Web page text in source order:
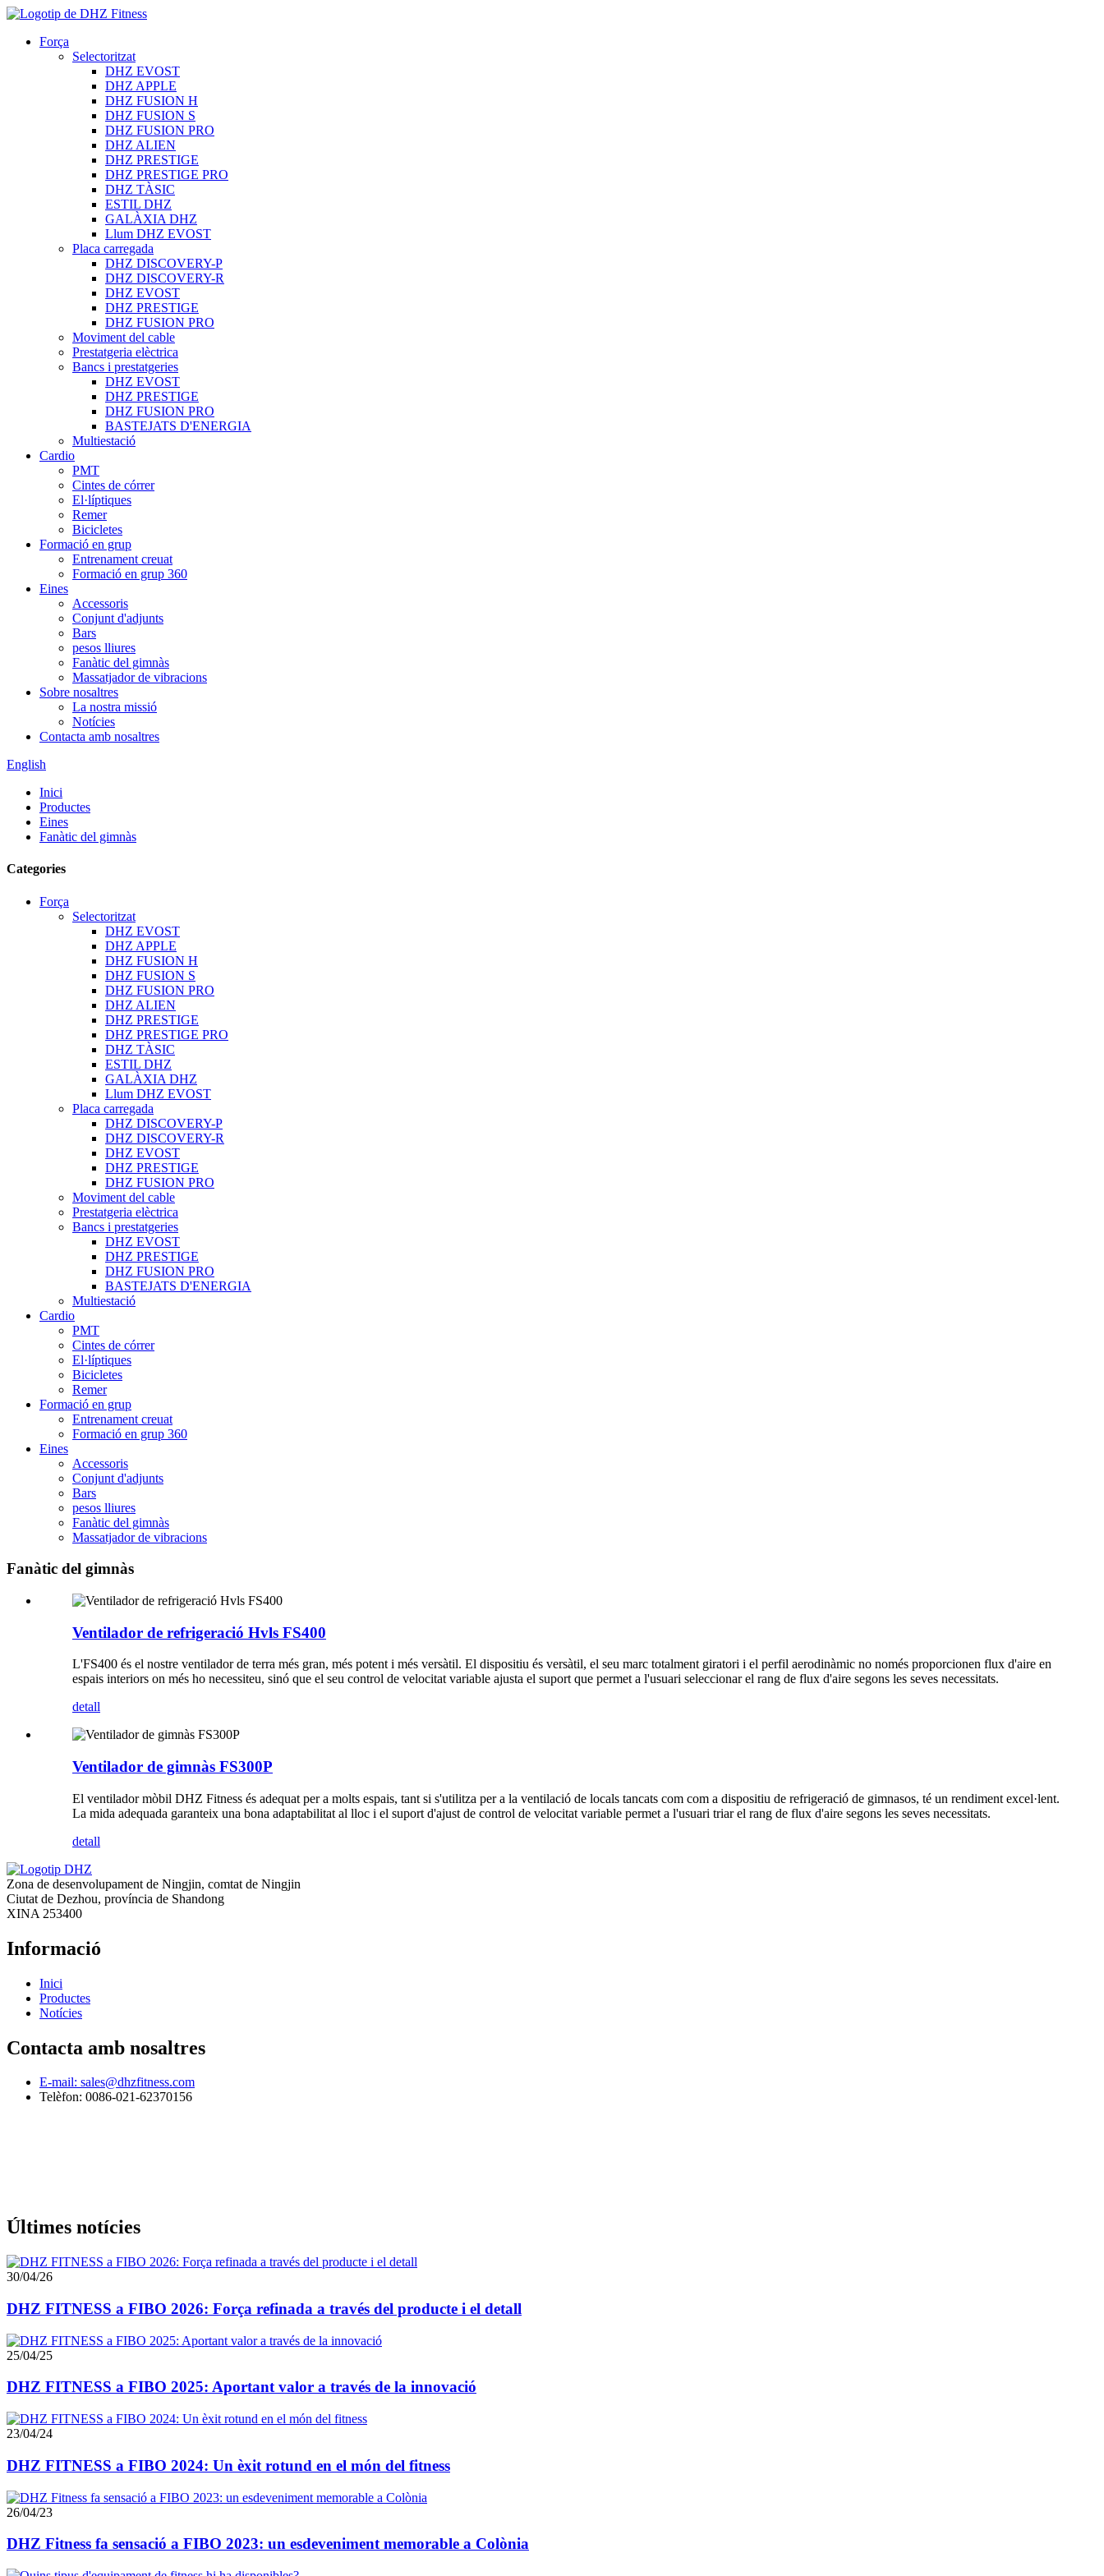
Força
Selectoritzat
DHZ EVOST
DHZ APPLE
DHZ FUSION H
DHZ FUSION S
DHZ FUSION PRO
DHZ ALIEN
DHZ PRESTIGE
DHZ PRESTIGE PRO
DHZ TÀSIC
ESTIL DHZ
GALÀXIA DHZ
Llum DHZ EVOST
Placa carregada
DHZ DISCOVERY-P
DHZ DISCOVERY-R
DHZ EVOST
DHZ PRESTIGE
DHZ FUSION PRO
Moviment del cable
Prestatgeria elèctrica
Bancs i prestatgeries
DHZ EVOST
DHZ PRESTIGE
DHZ FUSION PRO
BASTEJATS D'ENERGIA
Multiestació
Cardio
PMT
Cintes de córrer
El·líptiques
Remer
Bicicletes
Formació en grup
Entrenament creuat
Formació en grup 360
Eines
Accessoris
Conjunt d'adjunts
Bars
pesos lliures
Fanàtic del gimnàs
Massatjador de vibracions
Sobre nosaltres
La nostra missió
Notícies
Contacta amb nosaltres
English
Inici
Productes
Eines
Fanàtic del gimnàs
Categories
Força
Selectoritzat
DHZ EVOST
DHZ APPLE
DHZ FUSION H
DHZ FUSION S
DHZ FUSION PRO
DHZ ALIEN
DHZ PRESTIGE
DHZ PRESTIGE PRO
DHZ TÀSIC
ESTIL DHZ
GALÀXIA DHZ
Llum DHZ EVOST
Placa carregada
DHZ DISCOVERY-P
DHZ DISCOVERY-R
DHZ EVOST
DHZ PRESTIGE
DHZ FUSION PRO
Moviment del cable
Prestatgeria elèctrica
Bancs i prestatgeries
DHZ EVOST
DHZ PRESTIGE
DHZ FUSION PRO
BASTEJATS D'ENERGIA
Multiestació
Cardio
PMT
Cintes de córrer
El·líptiques
Bicicletes
Remer
Formació en grup
Entrenament creuat
Formació en grup 360
Eines
Accessoris
Conjunt d'adjunts
Bars
pesos lliures
Fanàtic del gimnàs
Massatjador de vibracions
Fanàtic del gimnàs
Ventilador de refrigeració Hvls FS400
L'FS400 és el nostre ventilador de terra més gran, més potent i més versàtil. El dispositiu és versàtil, el seu marc totalment giratori i el perfil aerodinàmic no només proporcionen flux d'aire en
espais interiors on més ho necessiteu, sinó que el seu control de velocitat variable ajusta el suport que permet a l'usuari seleccionar el rang de flux d'aire segons les seves necessitats.
detall
Ventilador de gimnàs FS300P
El ventilador mòbil DHZ Fitness és adequat per a molts espais, tant si s'utilitza per a la ventilació de locals tancats com com a dispositiu de refrigeració de gimnasos, té un rendiment excel·lent.
La mida adequada garanteix una bona adaptabilitat al lloc i el suport d'ajust de control de velocitat variable permet a l'usuari triar el rang de flux d'aire segons les seves necessitats.
detall
Zona de desenvolupament de Ningjin, comtat de Ningjin
Ciutat de Dezhou, província de Shandong
XINA 253400
Informació
Inici
Productes
Notícies
Contacta amb nosaltres
E-mail: sales@dhzfitness.com
Telèfon: 0086-021-62370156
Últimes notícies
30/04/26
DHZ FITNESS a FIBO 2026: Força refinada a través del producte i el detall
25/04/25
DHZ FITNESS a FIBO 2025: Aportant valor a través de la innovació
23/04/24
DHZ FITNESS a FIBO 2024: Un èxit rotund en el món del fitness
26/04/23
DHZ Fitness fa sensació a FIBO 2023: un esdeveniment memorable a Colònia